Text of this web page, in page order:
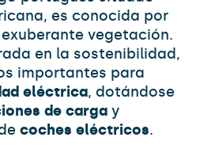
es conocida por
vegetación.
en la sostenibilidad,
importantes para
eléctrica, dotándose
de carga y
coches eléctricos.